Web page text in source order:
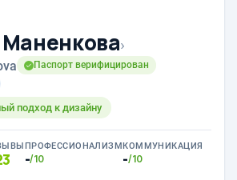
›
Паспорт верифицирован
подход к дизайну
ПРОФЕССИОНАЛИЗМ
-/10
КОММУНИКАЦИЯ
-/10